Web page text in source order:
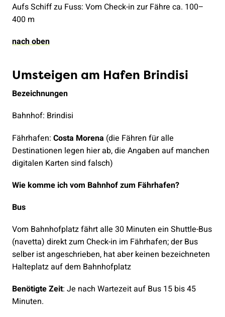
Aufs Schiff zu Fuss: Vom Check-in zur Fähre ca. 100–
400 m
nach oben
Umsteigen am Hafen Brindisi
Bezeichnungen
Bahnhof: Brindisi
Fährhafen: Costa Morena (die Fähren für alle
Destinationen legen hier ab, die Angaben auf manchen
digitalen Karten sind falsch)
Wie komme ich vom Bahnhof zum Fährhafen?
Bus
Vom Bahnhofplatz fährt alle 30 Minuten ein Shuttle-Bus
(navetta) direkt zum Check-in im Fährhafen; der Bus
selber ist angeschrieben, hat aber keinen bezeichneten
Halteplatz auf dem Bahnhofplatz
Benötigte Zeit: Je nach Wartezeit auf Bus 15 bis 45
Minuten.